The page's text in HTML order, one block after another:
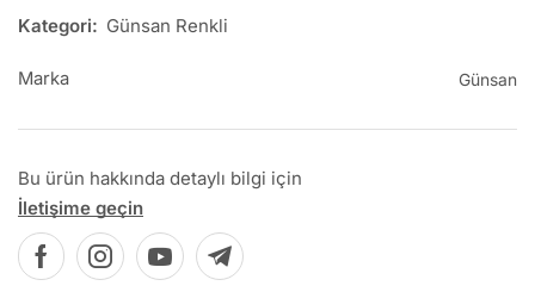
Kategori: Günsan Renkli
Marka Günsan
Bu ürün hakkında detaylı bilgi için
İletişime geçin